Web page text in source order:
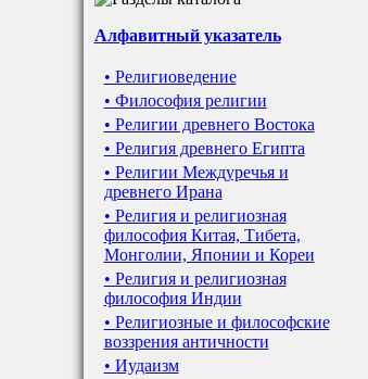
Алфавитный указатель
• Религиоведение
• Философия религии
• Религии древнего Востока
• Религия древнего Египта
• Религии Междуречья и
древнего Ирана
• Религия и религиозная
философия Китая, Тибета,
Монголии, Японии и Кореи
• Религия и религиозная
философия Индии
• Религиозные и философские
воззрения античности
• Иудаизм